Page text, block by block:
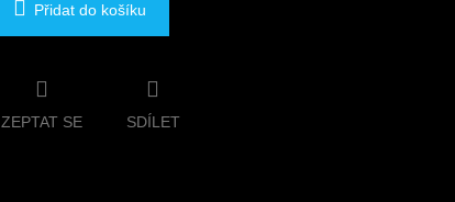
Přidat do košíku
ZEPTAT SE SDÍLET